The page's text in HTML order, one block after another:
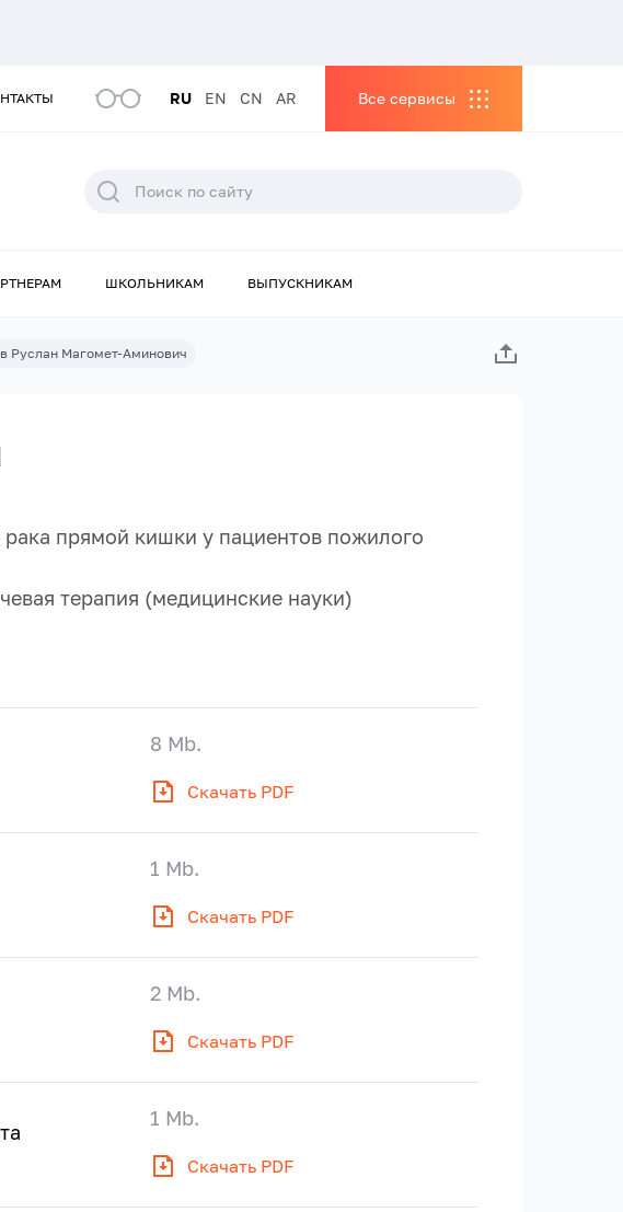
RU EN CN AR Все сервисы
ШКОЛЬНИКАМ ВЫПУСКНИКАМ
Руслан Магомет-Аминович
прямой кишки у пациентов пожилого
терапия (медицинские науки)
Скачать PDF
8 Mb.
Скачать PDF
1 Mb.
Скачать PDF
2 Mb.
Скачать PDF
1 Mb.